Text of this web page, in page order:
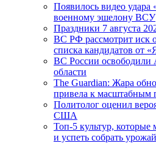
Появилось видео удара
военному эшелону ВСУ
Праздники 7 августа
ВС РФ рассмотрит иск
списка кандидатов от
ВС России освободили
области
The Guardian: Жара
привела к масштабным
Политолог оценил
США
Топ-5 культур, которые
и успеть собрать